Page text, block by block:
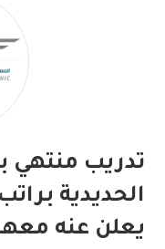
تدريب منتهي
يعلن عنه